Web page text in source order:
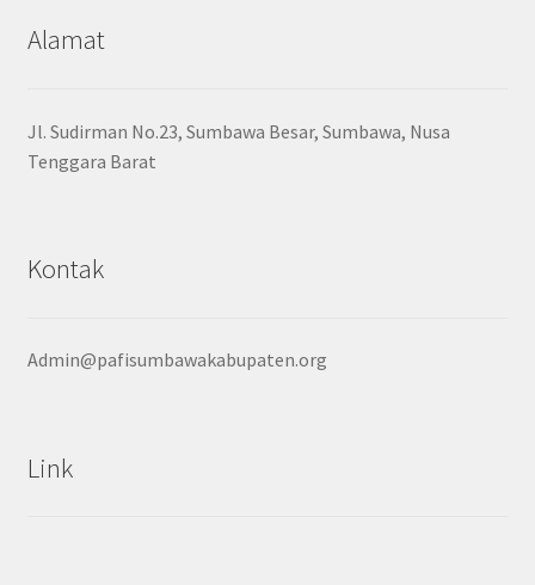
Alamat
Jl. Sudirman No.23, Sumbawa Besar, Sumbawa, Nusa
Tenggara Barat
Kontak
Admin@pafisumbawakabupaten.org
Link